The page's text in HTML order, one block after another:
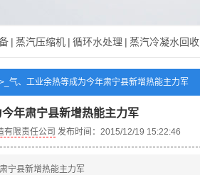
| 蒸汽压缩机 | 循环水处理 | 蒸汽冷凝水回收
> _气、工业余热等成为今年肃宁县新增热能主力军
今年肃宁县新增热能主力军
有限责任公司 发布时间：2015/12/19 15:22:46
宁县新增热能主力军